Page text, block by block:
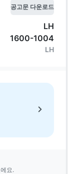
공고문 다운로드
LH
1600-1004
LH
요.